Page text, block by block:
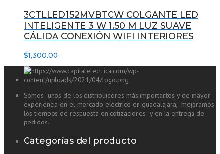
3CTLLED152MVBTCW COLGANTE LED
INTELIGENTE 3 W 1.50 M LUZ SUAVE
CÁLIDA CONEXIÓN WIFI INTERIORES
$1,300.00
Somos unos de los distribuidores más importantes y de mayor
experiencia en el mercado eléctrico en guadalajara, mejoramos
los tiempos de respuesta en cotizaciones y en la entrega de
pedidos.
Categorías del producto